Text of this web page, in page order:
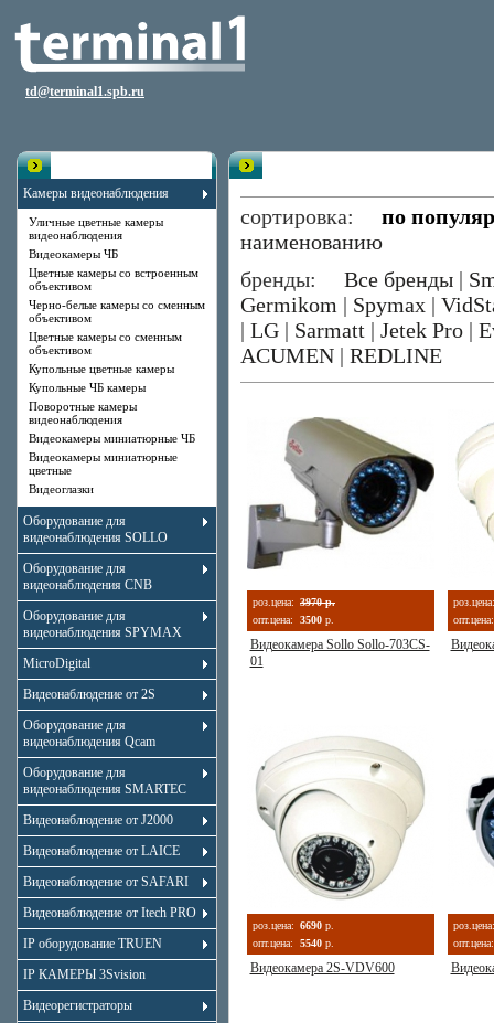
td@terminal1.spb.ru
Камеры видеонаблюдения
Уличные цветные камеры
видеонаблюдения
Видеокамеры ЧБ
Цветные камеры со встроенным
объективом
Черно-белые камеры со сменным
объективом
Цветные камеры со сменным
объективом
Купольные цветные камеры
Купольные ЧБ камеры
Поворотные камеры
видеонаблюдения
Видеокамеры миниатюрные ЧБ
Видеокамеры миниатюрные
цветные
Видеоглазки
Оборудование для
видеонаблюдения SOLLO
Оборудование для
видеонаблюдения CNB
Оборудование для
видеонаблюдения SPYMAX
MicroDigital
Видеонаблюдение от 2S
Оборудование для
видеонаблюдения Qcam
Оборудование для
видеонаблюдения SMARTEC
Видеонаблюдение от J2000
Видеонаблюдение от LAICE
Видеонаблюдение от SAFARI
Видеонаблюдение от Itech PRO
IP оборудование TRUEN
IP КАМЕРЫ 3Svision
Видеорегистраторы
сортировка: по
наименованию
бренды: Все бренды |
Germikom | Spymax |
| LG | Sarmatt | Jetek Pro |
ACUMEN | REDLINE
роз.цена: 3970 р.
опт.цена:
3500 р.
Видеокамера Sollo Sollo-703CS-
01
роз.цена:
опт.цена:
роз.цена: 6690 р.
опт.цена:
5540 р.
Видеокамера 2S-VDV600
роз.цена:
опт.цена: